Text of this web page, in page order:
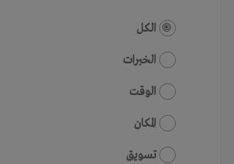
الكل
الخبرات
الوقت
المكان
تسويق